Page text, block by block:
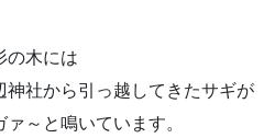
の木には
神社から引っ越してきたサギが
ァ～と鳴いています。